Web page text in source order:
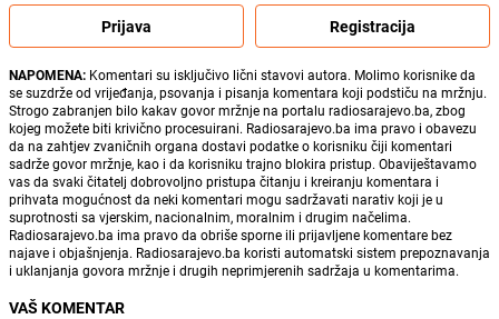
Prijava Registracija
NAPOMENA: Komentari su isključivo lični stavovi autora. Molimo korisnike da
se suzdrže od vrijeđanja, psovanja i pisanja komentara koji podstiču na mržnju.
Strogo zabranjen bilo kakav govor mržnje na portalu radiosarajevo.ba, zbog
kojeg možete biti krivično procesuirani. Radiosarajevo.ba ima pravo i obavezu
da na zahtjev zvaničnih organa dostavi podatke o korisniku čiji komentari
sadrže govor mržnje, kao i da korisniku trajno blokira pristup. Obaviještavamo
vas da svaki čitatelj dobrovoljno pristupa čitanju i kreiranju komentara i
prihvata mogućnost da neki komentari mogu sadržavati narativ koji je u
suprotnosti sa vjerskim, nacionalnim, moralnim i drugim načelima.
Radiosarajevo.ba ima pravo da obriše sporne ili prijavljene komentare bez
najave i objašnjenja. Radiosarajevo.ba koristi automatski sistem prepoznavanja
i uklanjanja govora mržnje i drugih neprimjerenih sadržaja u komentarima.
VAŠ KOMENTAR